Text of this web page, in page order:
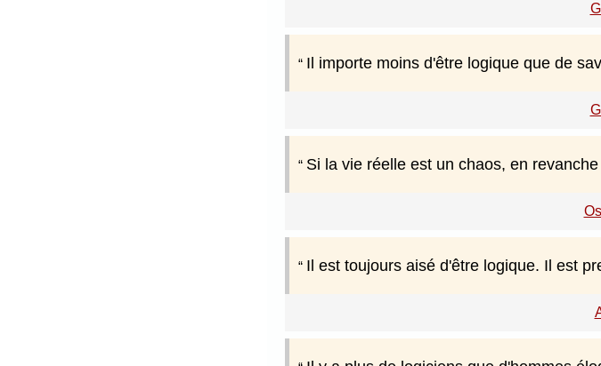
Il importe moins d'être logique que de
Si la vie réelle est un chaos, en
Il est toujours aisé d'être logique. Il est